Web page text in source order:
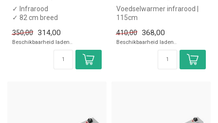
✓ Infrarood
✓ 82 cm breed
350,00
314,00
Beschikbaarheid laden..
Voedselwarmer infrarood |
115cm
410,00
368,00
Beschikbaarheid laden..